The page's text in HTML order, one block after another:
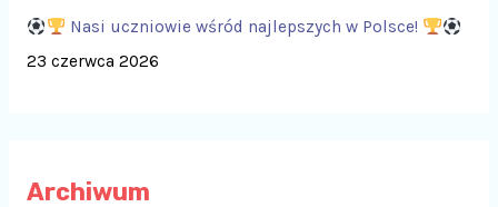
Nasi uczniowie wśród najlepszych w Polsce!
23 czerwca 2026
Archiwum